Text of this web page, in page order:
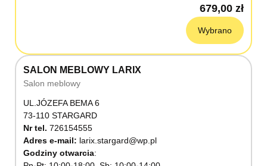
679,00 zł
Wybrano
SALON MEBLOWY LARIX
Salon meblowy
UL.JÓZEFA BEMA 6
73-110 STARGARD
Nr tel. 726154555
Adres e-mail: larix.stargard@wp.pl
Godziny otwarcia